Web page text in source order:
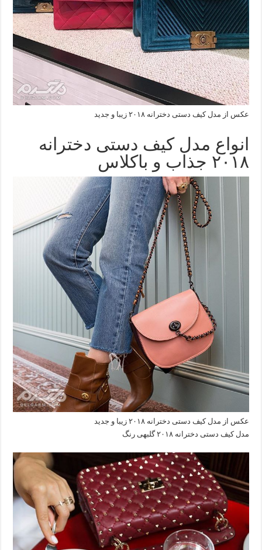
عکس از مدل کیف دستی دخترانه ۲۰۱۸ زیبا و جدید
انواع مدل کیف دستی دخترانه
۲۰۱۸ جذاب و باکلاس
عکس از مدل کیف دستی دخترانه ۲۰۱۸ زیبا و جدید
مدل کیف دستی دخترانه ۲۰۱۸ گلبهی رنگ